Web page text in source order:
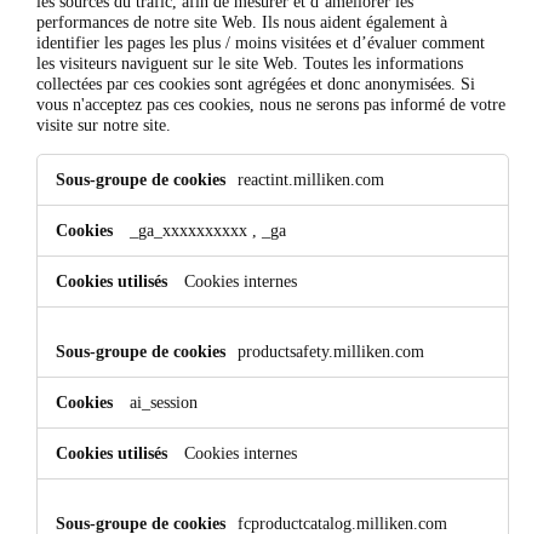
performances de notre site Web. Ils nous aident également à
identifier les pages les plus / moins visitées et d’évaluer comment
les visiteurs naviguent sur le site Web. Toutes les informations
collectées par ces cookies sont agrégées et donc anonymisées. Si
vous n'acceptez pas ces cookies, nous ne serons pas informé de votre
visite sur notre site.
Cookies
performance
reactint.milliken.com
_ga_xxxxxxxxxx _ga
Cookies internes
productsafety.milliken.com
ai_session
Cookies internes
fcproductcatalog.milliken.com